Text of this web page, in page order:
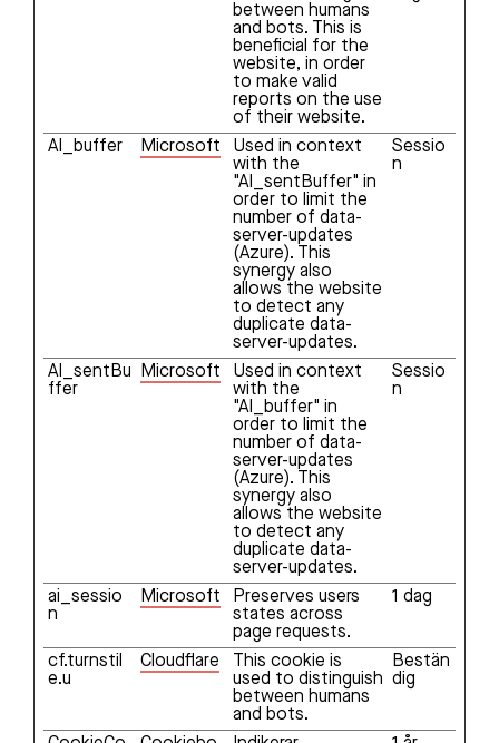
between humans
and bots. This is
beneficial for the
website, in order
to make valid
reports on the use
of their website.
AI_buffer Microsoft
Used in context
with the
"AI_sentBuffer" in
order to limit the
number of data-
server-updates
(Azure). This
synergy also
allows the website
to detect any
duplicate data-
server-updates.
Sessio
n
AI_sentBu
ffer
Microsoft
Used in context
with the
"AI_buffer" in
order to limit the
number of data-
server-updates
(Azure). This
synergy also
allows the website
to detect any
duplicate data-
server-updates.
Sessio
n
ai_sessio
n
Microsoft
Preserves users
states across
page requests.
1 dag
cf.turnstil
e.u
Cloudflare
This cookie is
used to distinguish
between humans
and bots.
Bestän
dig